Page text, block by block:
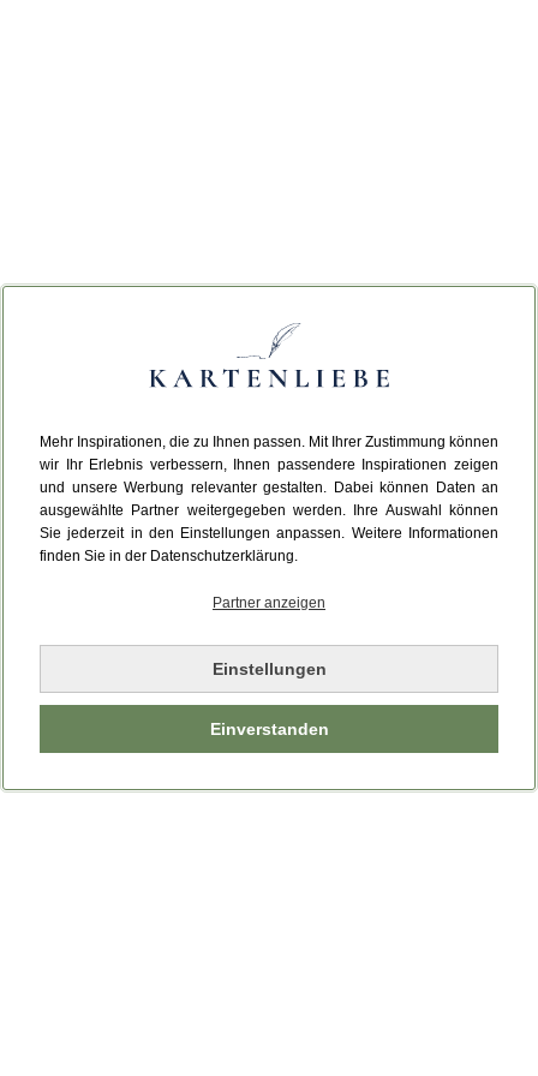
Mehr Inspirationen, die zu Ihnen passen. Mit Ihrer Zustimmung können
wir Ihr Erlebnis verbessern, Ihnen passendere Inspirationen zeigen
und unsere Werbung relevanter gestalten. Dabei können Daten an
ausgewählte Partner weitergegeben werden. Ihre Auswahl können
Sie jederzeit in den Einstellungen anpassen. Weitere Informationen
finden Sie in der Datenschutzerklärung.
Partner anzeigen
Einstellungen
Einverstanden